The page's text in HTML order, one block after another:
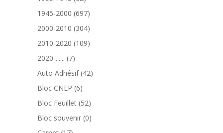
produits
1945-2000 697697
produits
2000-2010 304304
produits
2010-2020 109109
2020-...... 77
produits
Auto Adhésif 4242
Bloc CNEP 66
produits
Bloc Feuillet 5252
produits
Bloc souvenir 00